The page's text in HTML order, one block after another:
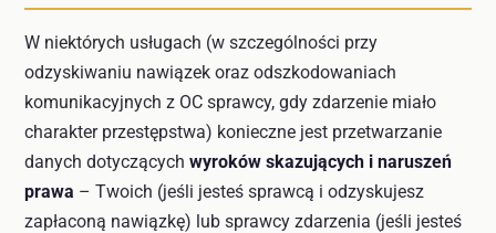
W niektórych usługach (w szczególności przy
odzyskiwaniu nawiązek oraz odszkodowaniach
komunikacyjnych z OC sprawcy, gdy zdarzenie miało
charakter przestępstwa) konieczne jest przetwarzanie
danych dotyczących wyroków skazujących i naruszeń
prawa – Twoich (jeśli jesteś sprawcą i odzyskujesz
zapłaconą nawiązkę) lub sprawcy zdarzenia (jeśli jesteś